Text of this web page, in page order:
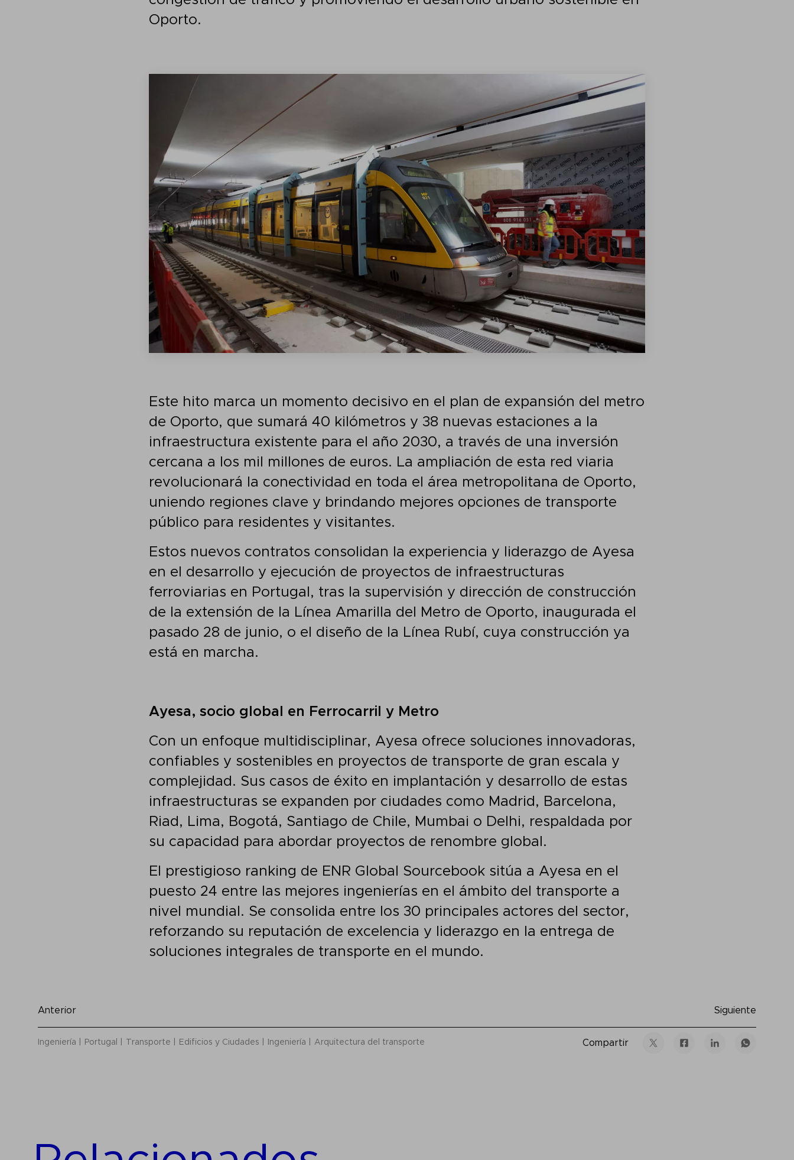
Oporto.
Este hito marca un momento decisivo en el plan de expansión del metro
de Oporto, que sumará 40 kilómetros y 38 nuevas estaciones a la
infraestructura existente para el año 2030, a través de una inversión
cercana a los mil millones de euros. La ampliación de esta red viaria
revolucionará la conectividad en toda el área metropolitana de Oporto,
uniendo regiones clave y brindando mejores opciones de transporte
público para residentes y visitantes.
Estos nuevos contratos consolidan la experiencia y liderazgo de Ayesa
en el desarrollo y ejecución de proyectos de infraestructuras
ferroviarias en Portugal, tras la supervisión y dirección de construcción
de la extensión de la Línea Amarilla del Metro de Oporto, inaugurada el
pasado 28 de junio, o el diseño de la Línea Rubí, cuya construcción ya
está en marcha.
Ayesa, socio global en Ferrocarril y Metro
Con un enfoque multidisciplinar, Ayesa ofrece soluciones innovadoras,
confiables y sostenibles en proyectos de transporte de gran escala y
complejidad. Sus casos de éxito en implantación y desarrollo de estas
infraestructuras se expanden por ciudades como Madrid, Barcelona,
Riad, Lima, Bogotá, Santiago de Chile, Mumbai o Delhi, respaldada por
su capacidad para abordar proyectos de renombre global.
El prestigioso ranking de ENR Global Sourcebook sitúa a Ayesa en el
puesto 24 entre las mejores ingenierías en el ámbito del transporte a
nivel mundial. Se consolida entre los 30 principales actores del sector,
reforzando su reputación de excelencia y liderazgo en la entrega de
soluciones integrales de transporte en el mundo.
Anterior Siguiente
Ingeniería Portugal Transporte Edificios y Ciudades Ingeniería Arquitectura del transporte Compartir